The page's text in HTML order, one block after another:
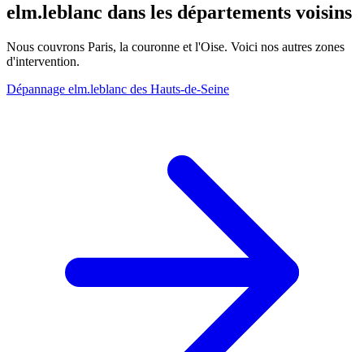
elm.leblanc dans les départements voisins
Nous couvrons Paris, la couronne et l'Oise. Voici nos autres zones
d'intervention.
Dépannage elm.leblanc des Hauts-de-Seine